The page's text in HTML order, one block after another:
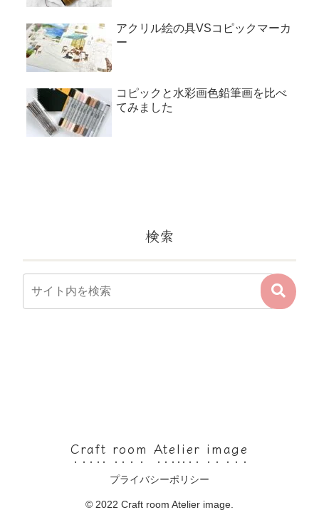
アクリル絵の具VSコピックマーカ
ー
コピックと水彩画色鉛筆画を比べ
てみました
検索
Craft room Atelier image
プライバシーポリシー
© 2022 Craft room Atelier image.